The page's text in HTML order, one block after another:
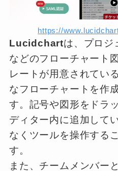
https://
Lucidchartは、プロジ
などのフローチャート
レートが用意されてい
なフローチャートを作
す。記号や図形をドラ
ディター内に追加して
なくツールを操作する
す。
また、チームメンバー